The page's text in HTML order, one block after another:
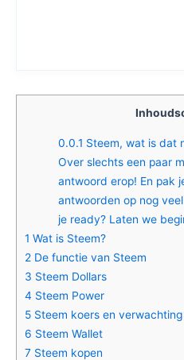
0.0.1 Steem, wat is dat
Over slechts een paar
antwoord erop! En pak
antwoorden op nog
je ready? Laten we
1 Wat is Steem?
2 De functie van Steem
3 Steem Dollars
4 Steem Power
5 Steem koers en verwachting
6 Steem Wallet
7 Steem kopen